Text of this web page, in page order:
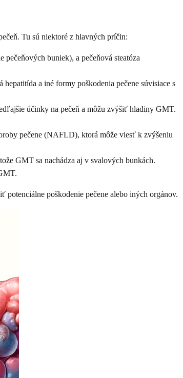
Tu sú niektoré z hlavných príčin:
buniek), a pečeňová steatóza
a iné formy poškodenia pečene súvisiace s
účinky na pečeň a môžu zvýšiť hladiny GMT.
pečene (NAFLD), ktorá môže viesť k zvýšeniu
GMT sa nachádza aj v svalových bunkách.
poškodenie pečene alebo iných orgánov.